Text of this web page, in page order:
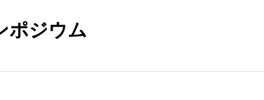
ポジウム